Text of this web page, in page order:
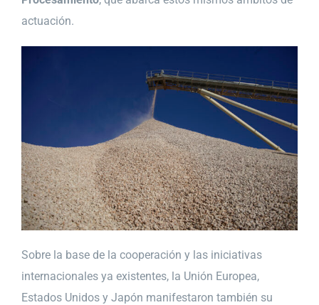
actuación.
Sobre la base de la cooperación y las iniciativas
internacionales ya existentes, la Unión Europea,
Estados Unidos y Japón manifestaron también su